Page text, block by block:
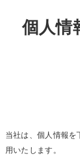
個人情
当社は、個人情報を
用いたします。